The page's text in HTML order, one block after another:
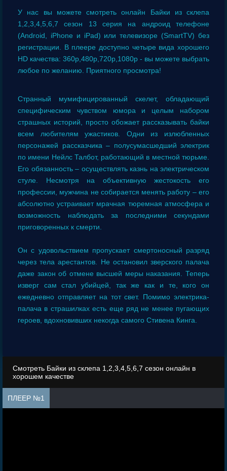
У нас вы можете смотреть онлайн Байки из склепа
1,2,3,4,5,6,7 сезон 13 серия на андроид телефоне
(Android, iPhone и iPad) или телевизоре (SmartTV) без
регистрации. В плеере доступно четыре вида хорошего
HD качества: 360p,480p,720p,1080p - вы можете выбрать
любое по желанию. Приятного просмотра!
Странный мумифицированный скелет, обладающий
специфическим чувством юмора и целым набором
страшных историй, просто обожает рассказывать байки
всем любителям ужастиков. Одни из излюбленных
персонажей рассказчика – полусумасшедший электрик
по имени Нейлс Талбот, работающий в местной тюрьме.
Его обязанность – осуществлять казнь на электрическом
стуле. Несмотря на объективную жестокость его
профессии, мужчина не собирается менять работу – его
абсолютно устраивает мрачная тюремная атмосфера и
возможность наблюдать за последними секундами
приговоренных к смерти.
Он с удовольствием пропускает смертоносный разряд
через тела арестантов. Не остановил зверского палача
даже закон об отмене высшей меры наказания. Теперь
изверг сам стал убийцей, так же как и те, кого он
ежедневно отправляет на тот свет. Помимо электрика-
палача в страшилках есть еще ряд не менее пугающих
героев, вдохновивших некогда самого Стивена Кинга.
Смотреть Байки из склепа 1,2,3,4,5,6,7 сезон онлайн в
хорошем качестве
ПЛЕЕР №1